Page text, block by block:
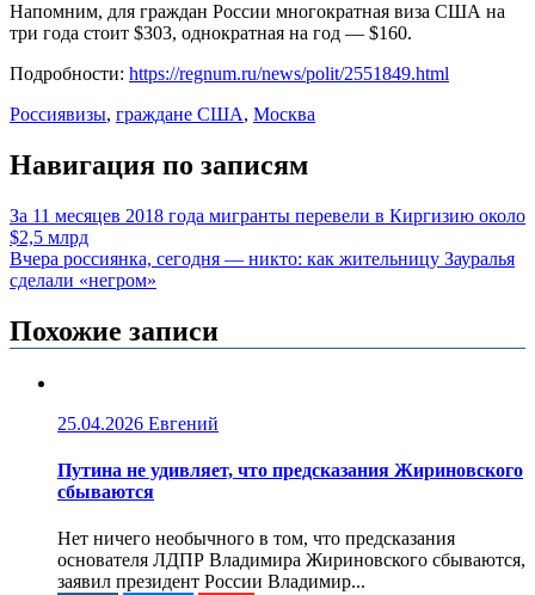
Напомним, для граждан России многократная виза США на
три года стоит $303, однократная на год — $160.
Подробности: https://regnum.ru/news/polit/2551849.html
Россиявизы, граждане США, Москва
Навигация по записям
За 11 месяцев 2018 года мигранты перевели в Киргизию около
$2,5 млрд
Вчера россиянка, сегодня — никто: как жительницу Зауралья
сделали «негром»
Похожие записи
25.04.2026 Евгений
Путина не удивляет, что предсказания Жириновского
сбываются
Нет ничего необычного в том, что предсказания
основателя ЛДПР Владимира Жириновского сбываются,
заявил президент России Владимир...